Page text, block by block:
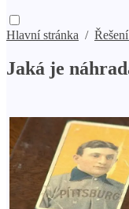
Hlavní stránka /
Jaká je